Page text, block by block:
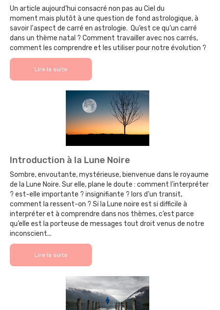
Un article aujourd’hui consacré non pas au Ciel du
moment mais plutôt à une question de fond astrologique, à
savoir l'aspect de carré en astrologie. Qu’est ce qu’un carré
dans un thème natal ? Comment travailler avec nos carrés,
comment les comprendre et les utiliser pour notre évolution ?
Lire la suite
Introduction à la Lune Noire
Sombre, envoutante, mystérieuse, bienvenue dans le royaume
de la Lune Noire. Sur elle, plane le doute : comment l’interpréter
? est-elle importante ? insignifiante ? lors d’un transit,
comment la ressent-on ? Si la Lune noire est si difficile à
interpréter et à comprendre dans nos thèmes, c’est parce
qu’elle est la porteuse de messages tout droit venus de notre
inconscient...
Lire la suite